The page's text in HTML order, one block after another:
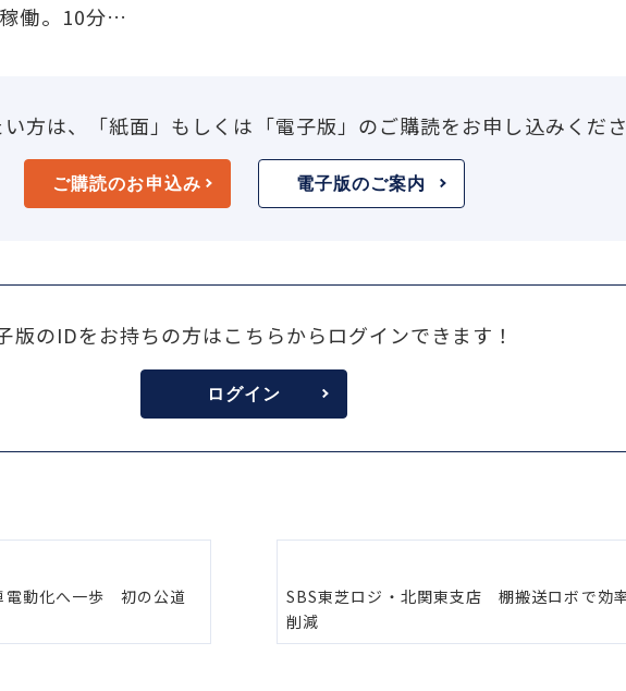
働。10分…
方は、「紙面」もしくは「電子版」のご購読をお申し込みくだ
ご購読のお申込み 電子版のご案内
版のIDをお持ちの方はこちらからログインできます！
ログイン
電動化へ一歩 初の公道
SBS東芝ロジ・北関東支店 棚搬送ロボで効
削減